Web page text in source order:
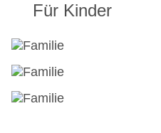
Für Kinder